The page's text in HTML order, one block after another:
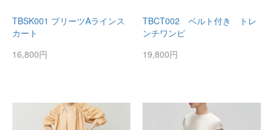
TBSK001 プリーツAラインス
カート
16,800円
TBCT002 ベルト付き トレ
ンチワンピ
19,800円